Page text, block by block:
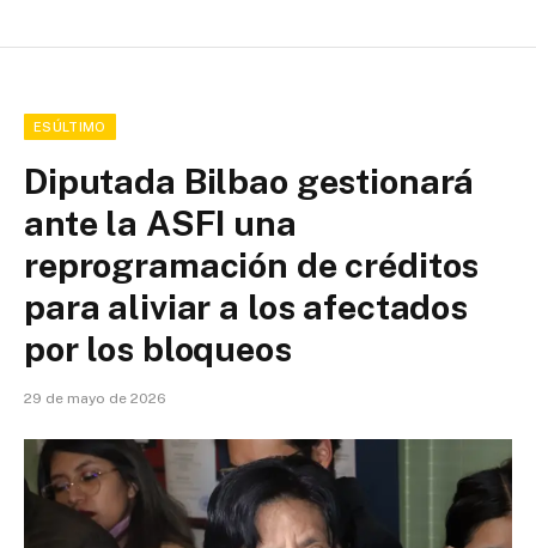
ESÚLTIMO
Diputada Bilbao gestionará
ante la ASFI una
reprogramación de créditos
para aliviar a los afectados
por los bloqueos
29 de mayo de 2026